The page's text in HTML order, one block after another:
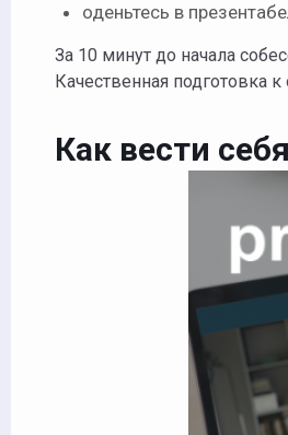
оденьтесь в
За 10 минут до начала
Качественная подготовка
Как вести